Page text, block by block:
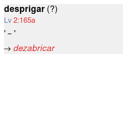
desprigar (?)
Lv 2:165a
' – '
→ dezabricar